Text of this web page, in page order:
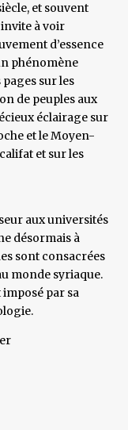
et souvent
à voir
d’essence
phénomène
sur les
de peuples aux
éclairage sur
et le Moyen-
et sur les
aux universités
désormais à
sont consacrées
monde syriaque.
par sa